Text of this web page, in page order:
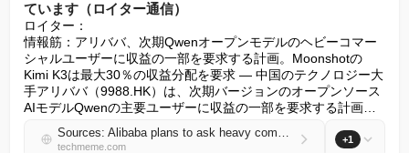
ています（ロイター通信）
ロイター：
情報筋：アリババ、次期Qwenオープンモデルのヘビーコマー
シャルユーザーに収益の一部を要求する計画。Moonshotの
Kimi K3は最大30％の収益分配を要求 — 中国のテクノロジー大
手アリババ（9988.HK）は、次期バージョンのオープンソース
AIモデルQwenの主要ユーザーに収益の一部を要求する計画…
Sources: Alibaba plans to ask heavy commercial users of its next Qwen open model for a share of revenue; Moonshot's Kimi K3 requires up to a 30% revenue share (Reuters)
techmeme.com
+1